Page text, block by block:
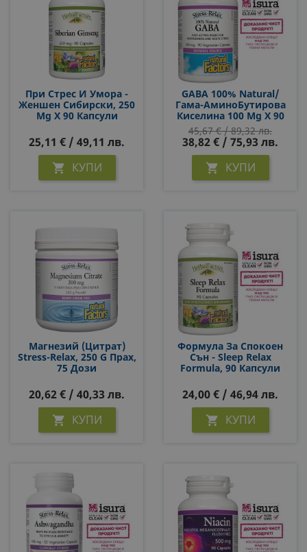
При Стрес И Умора -
Женшен Сибирски, 250
Mg Х 90 Капсули
25,11 € / 49,11 лв.
 КУПИ
GABA 100% Natural/
Гама-АминоБутирова
Киселина 100 Mg Х 90
Капсули
38,82 € / 75,93 лв.
45,67 € / 89,32 лв.
 КУПИ
Магнезий (цитрат)
Stress-Relax, 250 G Прах,
75 Дози
20,62 € / 40,33 лв.
 КУПИ
Формула За Спокоен
Сън - Sleep Relax
Formula, 90 Капсули
24,00 € / 46,94 лв.
 КУПИ